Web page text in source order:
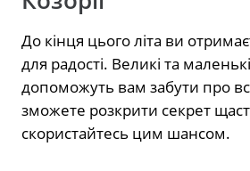
До кінця цього літа ви
для радості. Великі та
допоможуть вам забути про
зможете розкрити секрет
скористайтесь цим шансом.